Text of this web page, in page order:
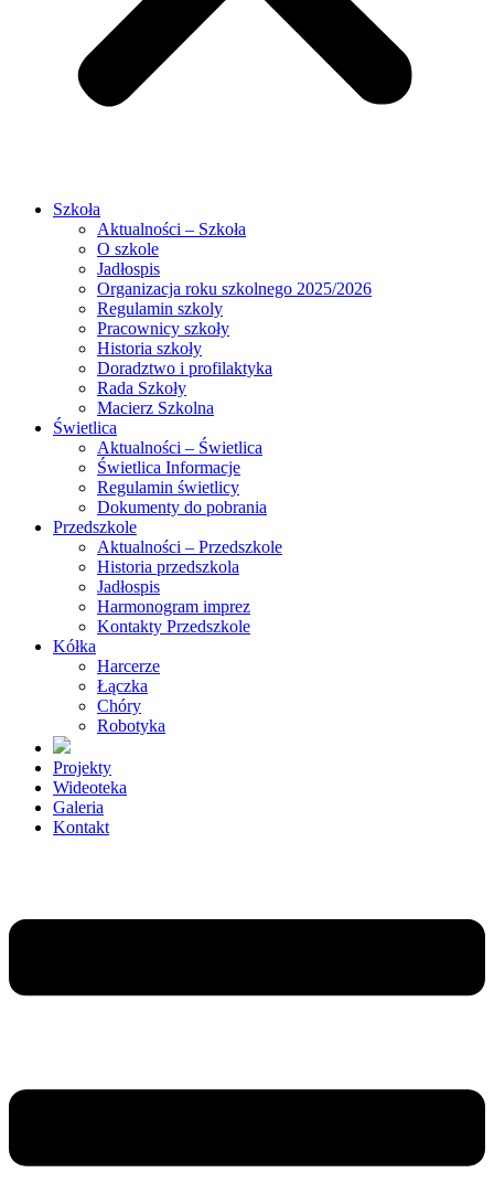
Szkoła
Aktualności – Szkoła
O szkole
Jadłospis
Organizacja roku szkolnego 2025/2026
Regulamin szkoly
Pracownicy szkoły
Historia szkoły
Doradztwo i profilaktyka
Rada Szkoły
Macierz Szkolna
Świetlica
Aktualności – Świetlica
Świetlica Informacje
Regulamin świetlicy
Dokumenty do pobrania
Przedszkole
Aktualności – Przedszkole
Historia przedszkola
Jadłospis
Harmonogram imprez
Kontakty Przedszkole
Kółka
Harcerze
Łączka
Chóry
Robotyka
Projekty
Wideoteka
Galeria
Kontakt